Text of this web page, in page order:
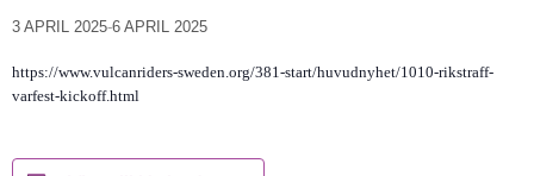
3 APRIL 2025-6 APRIL 2025
https://www.vulcanriders-sweden.org/381-start/huvudnyhet/1010-rikstraff-
varfest-kickoff.html